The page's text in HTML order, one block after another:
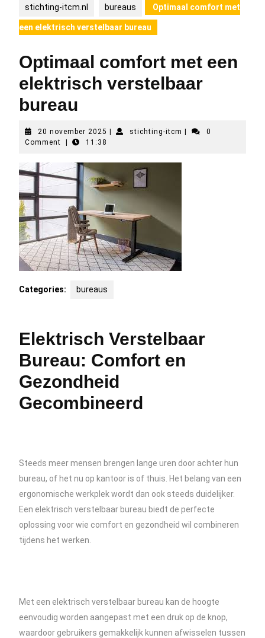
stichting-itcm.nl bureaus Optimaal comfort met
een elektrisch verstelbaar bureau
Optimaal comfort met een
elektrisch verstelbaar
bureau
20 november 2025 20
stichting-itcm stichting-
0
Comment
11:38
Categories: bureaus
Elektrisch Verstelbaar
Bureau: Comfort en
Gezondheid
Gecombineerd
Steeds meer mensen brengen lange uren door achter hun
bureau, of het nu op kantoor is of thuis. Het belang van een
ergonomische werkplek wordt dan ook steeds duidelijker.
Een elektrisch verstelbaar bureau biedt de perfecte
oplossing voor wie comfort en gezondheid wil combineren
tijdens het werken.
Met een elektrisch verstelbaar bureau kan de hoogte
eenvoudig worden aangepast met een druk op de knop,
waardoor gebruikers gemakkelijk kunnen afwisselen tussen